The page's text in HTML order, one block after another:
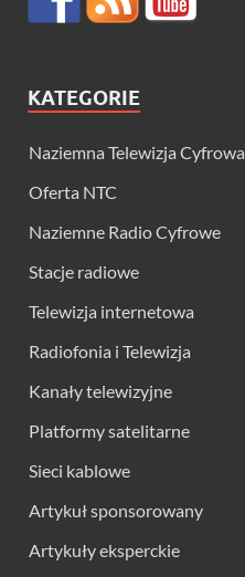
KATEGORIE
Naziemna Telewizja Cyfrowa
Oferta NTC
Naziemne Radio Cyfrowe
Stacje radiowe
Telewizja internetowa
Radiofonia i Telewizja
Kanały telewizyjne
Platformy satelitarne
Sieci kablowe
Artykuł sponsorowany
Artykuły eksperckie